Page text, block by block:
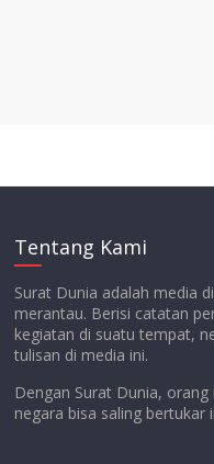
Tentang Kami
Surat Dunia adalah media
merantau. Berisi catatan
kegiatan di suatu tempat,
tulisan di media ini.
Dengan Surat Dunia,
negara bisa saling bertukar